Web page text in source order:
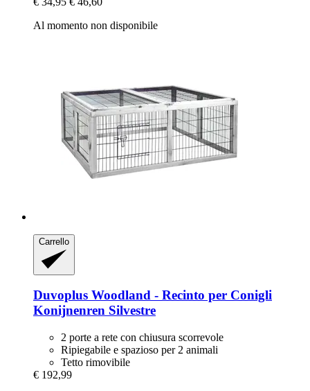
Al momento non disponibile
Carrello
Duvoplus Woodland -​ Recinto per Conigli
Konijnenren Silvestre
2 porte a rete con chiusura scorrevole
Ripiegabile e spazioso per 2 animali
Tetto rimovibile
€ 192,99